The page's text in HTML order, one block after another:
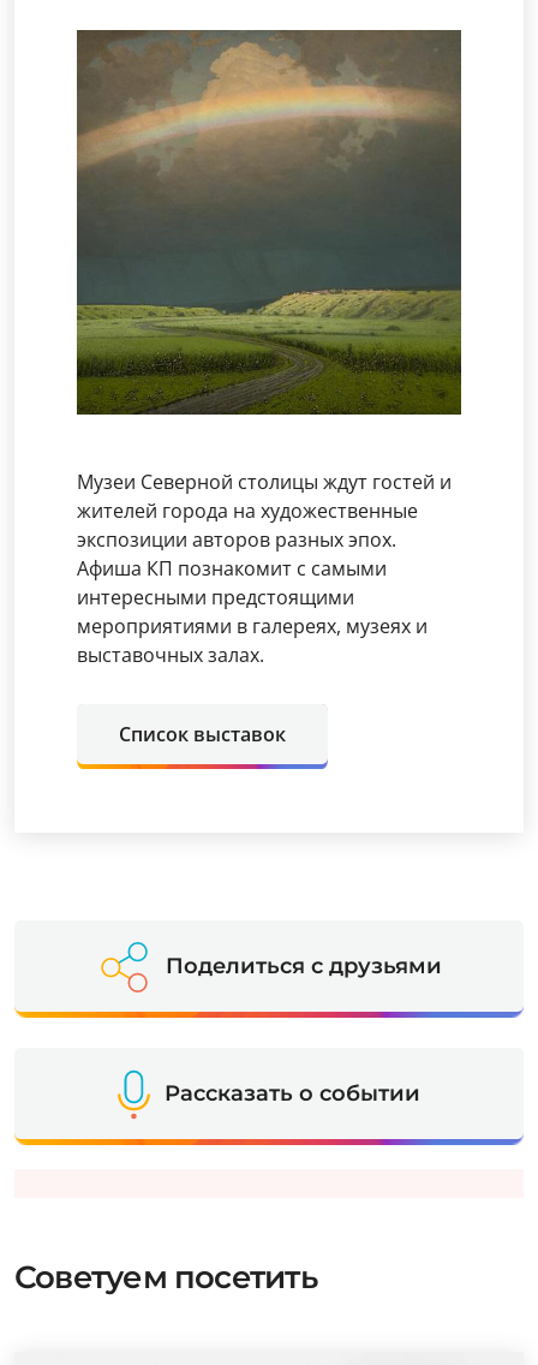
Музеи Северной столицы ждут гостей и
жителей города на художественные
экспозиции авторов разных эпох.
Афиша КП познакомит с самыми
интересными предстоящими
мероприятиями в галереях, музеях и
выставочных залах.
Список выставок
Поделиться с друзьями
Рассказать о событии
Советуем посетить